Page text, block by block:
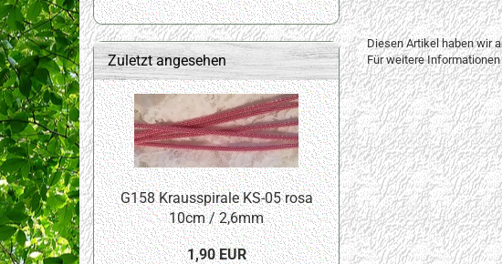
Diesen Artikel haben wir
Für weitere
Zuletzt angesehen
G158 Krausspirale KS-05 rosa
10cm / 2,6mm
1,90 EUR